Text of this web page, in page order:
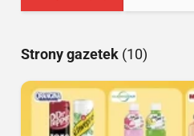
Strony gazetek (10)